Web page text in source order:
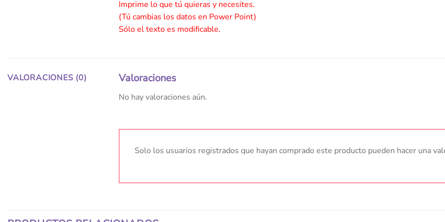
Imprime lo que tú quieras y necesites.
(Tú cambias los datos en Power Point)
Sólo el texto es modificable.
VALORACIONES (0) Valoraciones
No hay valoraciones aún.
Solo los usuarios registrados que hayan comprado este producto pueden hacer una